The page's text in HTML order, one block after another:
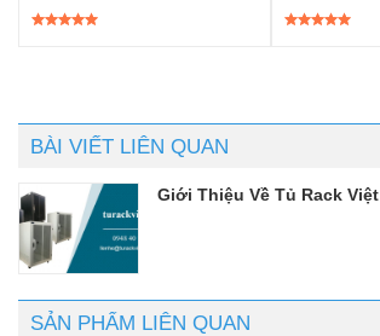
BÀI VIẾT LIÊN QUAN
Giới Thiệu Về Tủ Rack Việt
SẢN PHẨM LIÊN QUAN